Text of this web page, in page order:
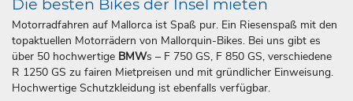
Die besten Bikes der Insel mieten
Motorradfahren auf Mallorca ist Spaß pur. Ein Riesenspaß mit den
topaktuellen Motorrädern von Mallorquin-Bikes. Bei uns gibt es
über 50 hochwertige BMWs – F 750 GS, F 850 GS, verschiedene
R 1250 GS zu fairen Mietpreisen und mit gründlicher Einweisung.
Hochwertige Schutzkleidung ist ebenfalls verfügbar.